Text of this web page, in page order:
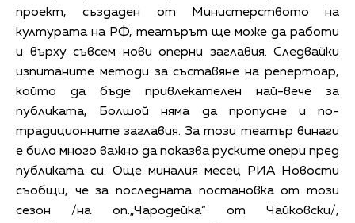
проект, създаден от Министерството на
културата на РФ, театърът ще може да работи
и върху съвсем нови оперни заглавия. Следвайки
изпитаните методи за съставяне на репертоар,
който да бъде привлекателен най-вече за
публиката, Болшой няма да пропусне и по-
традиционните заглавия. За този театър винаги
е било много важно да показва руските опери пред
публиката си. Още миналия месец РИА Новости
съобщи, че за последната постановка от този
сезон /на оп.„Чародейка“ от Чайковски/,